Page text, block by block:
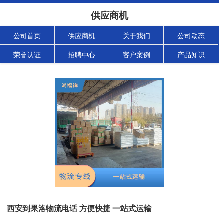
供应商机
公司首页 供应商机 关于我们 公司动态
荣誉认证 招聘中心 客户案例 产品知识
西安到果洛物流电话 方便快捷 一站式运输